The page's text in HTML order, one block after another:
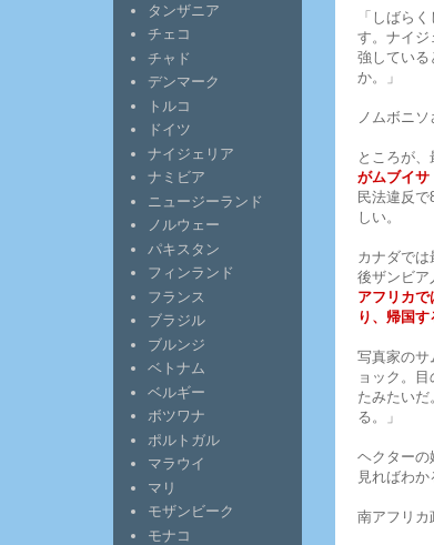
「しばら
す。ナイジ
強している
か。」
ノムボニソ
ところが、
がムブイサ
民法違反で
しい。
カナダで
後ザンビア
アフリカ
り、帰国
写真家のサ
ョック。
たみたい
る。」
ヘクターの
見ればわか
南アフリカ
タンザニア
チェコ
チャド
デンマーク
トルコ
ドイツ
ナイジェリア
ナミビア
ニュージーランド
ノルウェー
パキスタン
フィンランド
フランス
ブラジル
ブルンジ
ベトナム
ベルギー
ボツワナ
ポルトガル
マラウイ
マリ
モザンビーク
モナコ